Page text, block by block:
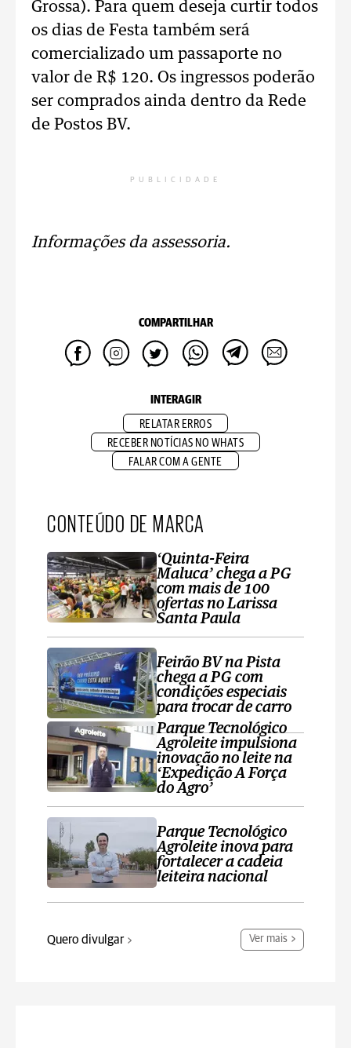
Grossa). Para quem deseja curtir todos
os dias de Festa também será
comercializado um passaporte no
valor de R$ 120. Os ingressos poderão
ser comprados ainda dentro da Rede
de Postos BV.
PUBLICIDADE
Informações da assessoria.
COMPARTILHAR
INTERAGIR
RELATAR ERROS
RECEBER NOTÍCIAS NO WHATS
FALAR COM A GENTE
CONTEÚDO DE MARCA
‘Quinta-Feira
Maluca’ chega a PG
com mais de 100
ofertas no Larissa
Santa Paula
Feirão BV na Pista
chega a PG com
condições especiais
para trocar de carro
Parque Tecnológico
Agroleite impulsiona
inovação no leite na
‘Expedição A Força
do Agro’
Parque Tecnológico
Agroleite inova para
fortalecer a cadeia
leiteira nacional
Quero divulgar Ver mais